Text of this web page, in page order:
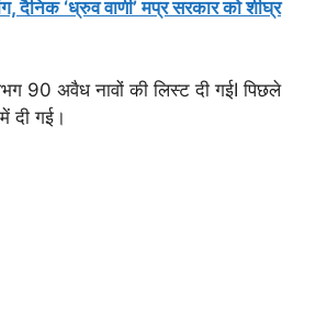
दैनिक ‘ध्रुव वाणी’ मप्र सरकार को शीघ्र
90 अवैध नावों की लिस्ट दी गईI पिछले
दी गई।